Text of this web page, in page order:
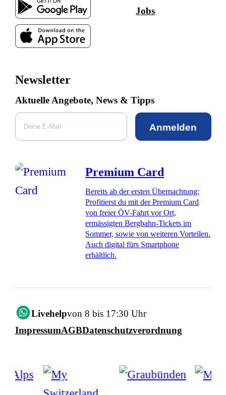
Jobs
Newsletter
Aktuelle Angebote, News & Tipps
Anmelden
Premium Card
Bereits ab der ersten Übernachtung:
Profitierst du mit der Premium Card
von freier ÖV-Fahrt vor Ort,
ermässigten Bergbahn-Tickets im
Sommer, sowie von weiteren Vorteilen.
Auch digital fürs Smartphone
erhältlich.
Livehelpvon 8 bis 17:30 Uhr
ImpressumAGBDatenschutzverordnung